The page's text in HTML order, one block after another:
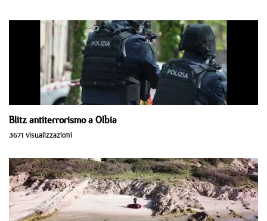
Blitz antiterrorismo a Olbia
3671 visualizzazioni